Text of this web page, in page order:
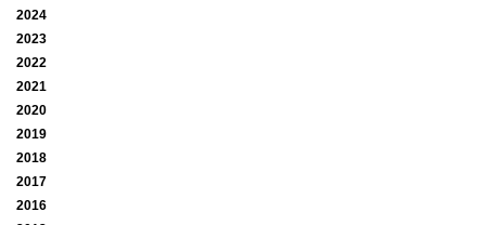
2024
2023
2022
2021
2020
2019
2018
2017
2016